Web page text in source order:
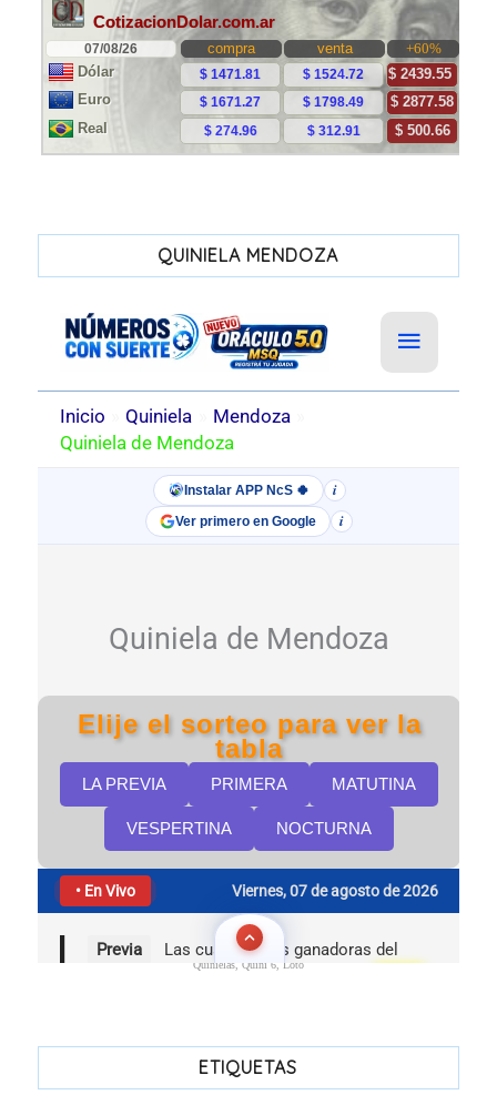
QUINIELA MENDOZA
Quinielas, Quini 6, Loto
ETIQUETAS